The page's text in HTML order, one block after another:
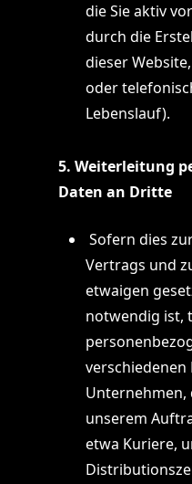
die Sie aktiv
durch die
dieser
oder
Lebenslauf).
5. Weiterleitung
Daten an Dritte
Sofern dies
Vertrags und
etwaigen
notwendig ist,
Unternehmen,
unserem
etwa Kuriere,